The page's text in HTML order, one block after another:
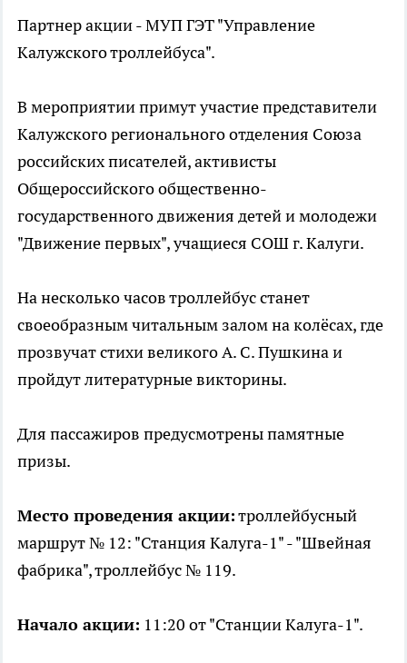
Партнер акции - МУП ГЭТ "Управление
Калужского троллейбуса".
В мероприятии примут участие представители
Калужского регионального отделения Союза
российских писателей, активисты
Общероссийского общественно-
государственного движения детей и молодежи
"Движение первых", учащиеся СОШ г. Калуги.
На несколько часов троллейбус станет
своеобразным читальным залом на колёсах, где
прозвучат стихи великого А. С. Пушкина и
пройдут литературные викторины.
Для пассажиров предусмотрены памятные
призы.
Место проведения акции:троллейбусный
маршрут № 12: "Станция Калуга-1" - "Швейная
фабрика", троллейбус № 119.
Начало акции: 11:20 от "Станции Калуга-1".